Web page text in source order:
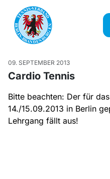
09. SEPTEMBER 2013
Cardio Tennis
Bitte beachten: Der für
14./15.09.2013 in Berlin
Lehrgang fällt aus!